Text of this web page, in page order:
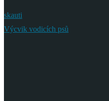
skauti
Výcvik vodicích psů